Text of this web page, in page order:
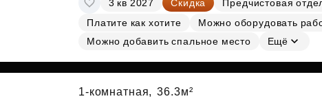
Субсидии
3 кв 2027 Скидка
Предчистовая
Платите как хотите
Можно оборудовать
Можно добавить спальное место
Ещё
1-комнатная, 36.3м²